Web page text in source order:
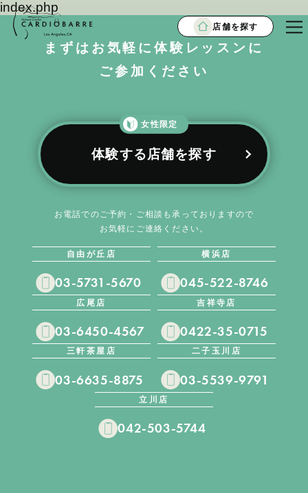
店舗を探す
index.php
まずはお気軽に体験レッスンに
ご参加ください
女性限定
体験する店舗を探す
お電話でのご予約・ご相談も承っておりますので
お気軽にご連絡ください。
自由が丘店
03-5731-5670
横浜店
045-522-8746
広尾店
03-6450-4567
吉祥寺店
0422-35-0715
三軒茶屋店
03-6635-8875
二子玉川店
03-5539-9791
立川店
042-503-5744